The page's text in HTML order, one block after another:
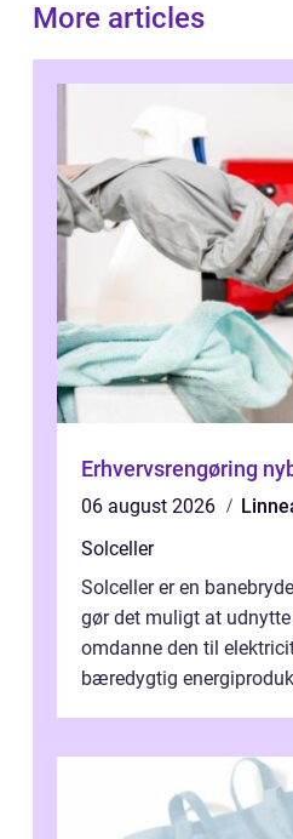
More articles
Erhvervsrengøring
06 august 2026
Solceller
Solceller er en
gør det muligt at
omdanne den til
bæredygtig